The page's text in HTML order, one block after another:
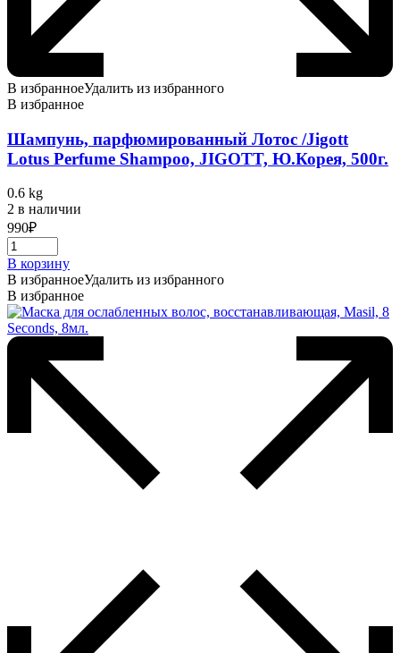
В избранноеУдалить из избранного
В избранное
Шампунь, парфюмированный Лотос /Jigott
Lotus Perfume Shampoo, JIGOTT, Ю.Корея, 500г.
0.6 kg
2 в наличии
990₽
В корзину
В избранноеУдалить из избранного
В избранное